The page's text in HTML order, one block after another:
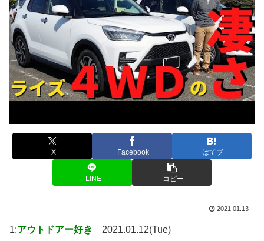
X Facebook はてブ
LINE コピー
2021.01.13
1:アウトドアー好き 2021.01.12(Tue)